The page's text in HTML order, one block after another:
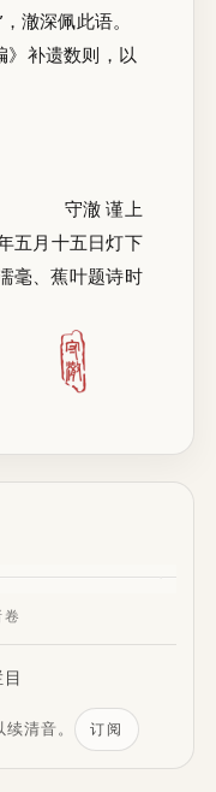
澈深佩此语。
》补遗数则，以
守澈 谨上
五月十五日灯下
毫、蕉叶题诗时
续清音。 订阅